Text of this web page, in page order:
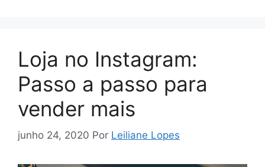
Loja no Instagram:
Passo a passo para
vender mais
junho 24, 2020 Por Leiliane Lopes